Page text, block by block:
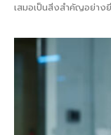
เสมอเป็นสิ่งสำคัญอย่าง